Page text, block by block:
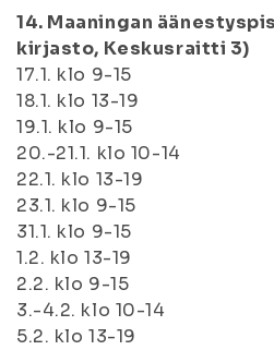
14. Maaningan
kirjasto, Keskusraitti 3)
17.1. klo 9-15
18.1. klo 13-19
19.1. klo 9-15
20.-21.1. klo 10-14
22.1. klo 13-19
23.1. klo 9-15
31.1. klo 9-15
1.2. klo 13-19
2.2. klo 9-15
3.-4.2. klo 10-14
5.2. klo 13-19